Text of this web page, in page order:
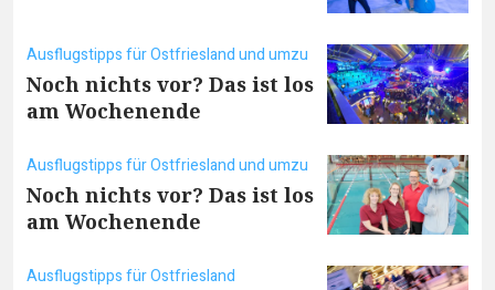
Ausflugstipps für Ostfriesland und umzu
Noch nichts vor? Das ist los
am Wochenende
Ausflugstipps für Ostfriesland und umzu
Noch nichts vor? Das ist los
am Wochenende
Ausflugstipps für Ostfriesland